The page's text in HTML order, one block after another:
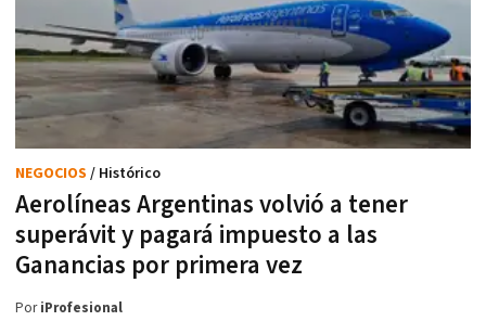
Aerolíneas Argentinas volvió a tener
superávit y pagará impuesto a las
Ganancias por primera vez
NEGOCIOS / Histórico
PoriProfesional